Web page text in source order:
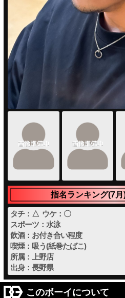
PUA'吉祥寺
PUA立川
PUA町田
指名ランキング(7
タチ：△ ウケ：〇
スポーツ：水泳
飲酒：お付き合い程度
喫煙：吸う(紙巻たばこ)
所属：上野店
出身：長野県
このボーイについて